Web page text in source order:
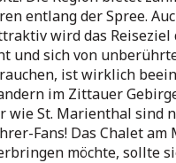
entlang der Spree.
wird das Reiseziel
und sich von
ist wirklich
im Zittauer
wie St. Marienthal sind
Fans! Das Chalet
möchte, sollte